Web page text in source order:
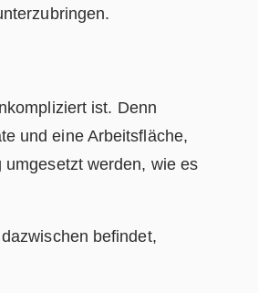
ist. Denn
und eine Arbeitsfläche,
werden, wie es
befindet,